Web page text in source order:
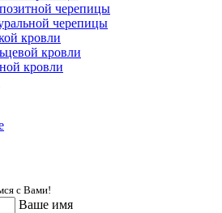
черепицы
черепицы
кровли
кровли
кровли
с Вами!
Ваше имя